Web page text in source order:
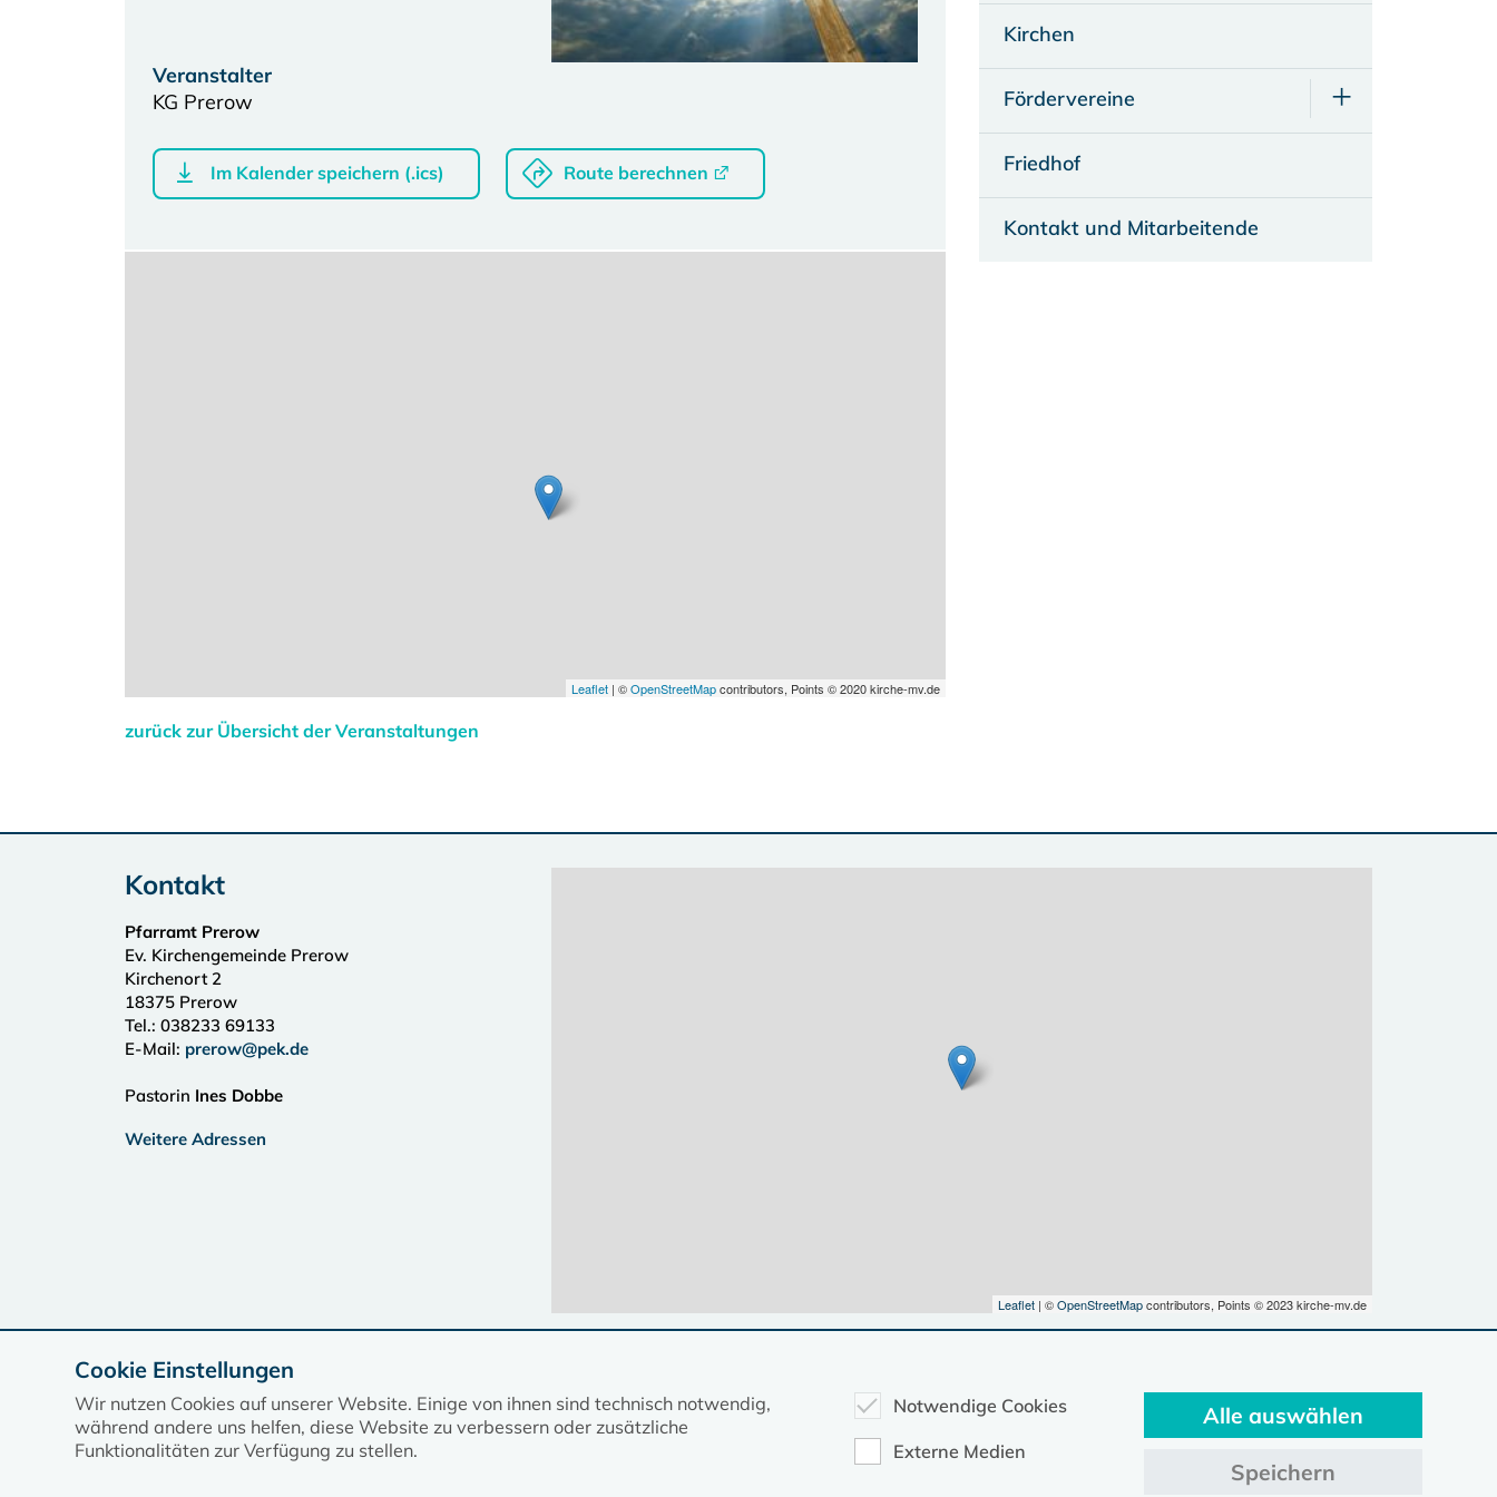
Veranstalter
KG Prerow
Im Kalender speichern (.ics) Route berechnen
Leaflet| ©OpenStreetMapcontributors, Points © 2020 kirche-mv.de
zurück zur Übersicht der Veranstaltungen
Kirchen
Fördervereine
Friedhof
Kontakt und Mitarbeitende
Kontakt
Pfarramt Prerow
Ev. Kirchengemeinde Prerow
Kirchenort 2
18375 Prerow
Tel.: 038233 69133
E-Mail: prerow@pek.de
Pastorin Ines Dobbe
Weitere Adressen
Leaflet| ©OpenStreetMapcontributors, Points © 2023 kirche-mv.de
Diese Seite gehört zum Portal
kirche-mv.de
Evangelische Kirche in Mecklenburg-Vorpommern © 2026
Cookie Einstellungen
Wir nutzen Cookies auf unserer Website. Einige von ihnen sind technisch notwendig,
während andere uns helfen, diese Website zu verbessern oder zusätzliche
Funktionalitäten zur Verfügung zu stellen.
Notwendige Cookies
Externe Medien
Alle auswählen
Speichern